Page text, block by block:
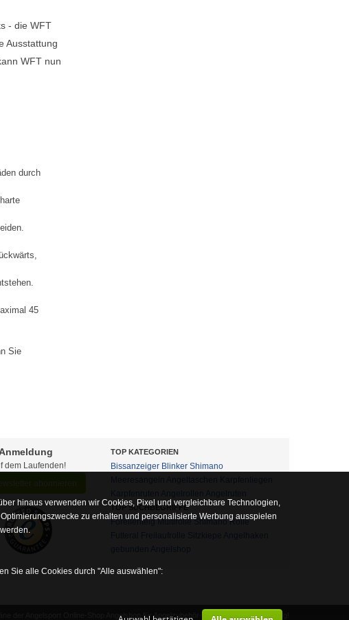
- die WFT
Ausstattung
WFT nun
durch
45
Sie
dem Laufenden!
abonnieren
TOP KATEGORIEN
Bissanzeiger Blinker Shimano
TOP SUCHBEGRIFFE
Forellenteig Multirolle Shimano Rolle
der Angelsport Online-Shop Angelshop für Angelzubehör- und Outdoor-Ausrüstung!
hinaus verwenden wir Cookies, Pixel und vergleichbare Technologien,
zu erhalten und personalisierte Werbung ausspielen
Sie alle Cookies durch "Alle auswählen":